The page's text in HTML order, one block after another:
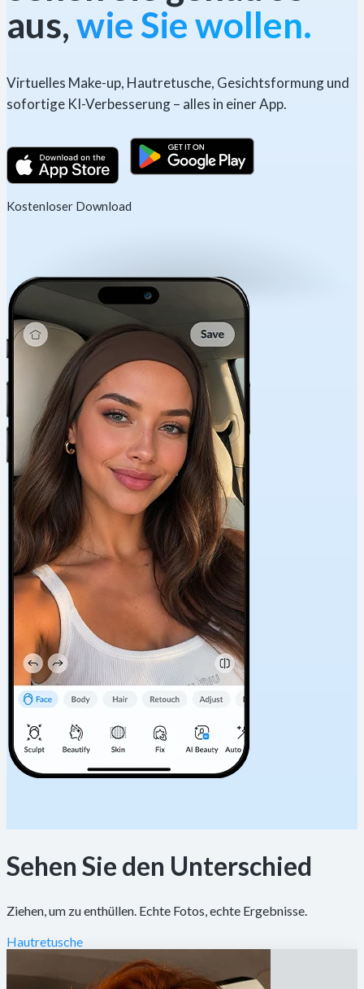
aus,wie Sie wollen.
Virtuelles Make-up, Hautretusche, Gesichtsformung und
sofortige KI-Verbesserung – alles in einer App.
Kostenloser Download
Sehen Sie den Unterschied
Ziehen, um zu enthüllen. Echte Fotos, echte Ergebnisse.
Hautretusche